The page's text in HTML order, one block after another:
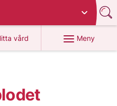
vård
på 1177.se
Meny